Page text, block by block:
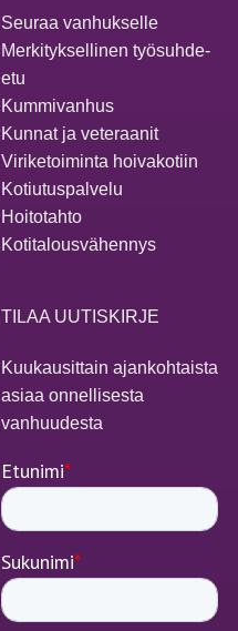
Seuraa vanhukselle
Merkityksellinen työsuhde-
etu
Kummivanhus
Kunnat ja veteraanit
Viriketoiminta hoivakotiin
Kotiutuspalvelu
Hoitotahto
Kotitalousvähennys
TILAA UUTISKIRJE
Kuukausittain ajankohtaista
asiaa onnellisesta
vanhuudesta